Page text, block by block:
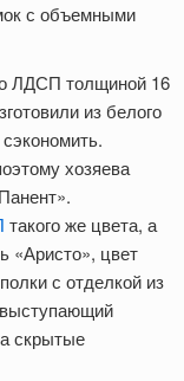
с объемными
ЛДСП толщиной 16
из белого
хозяева
такого же цвета, а
«Аристо», цвет
с отделкой из
скрытые